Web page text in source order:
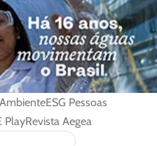
ESG Pessoas
PlayRevista Aegea